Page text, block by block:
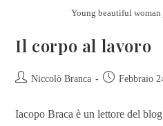
Young beautiful
Il corpo al lavoro
Niccolò Branca Febbraio
Iacopo Braca è un lettore del